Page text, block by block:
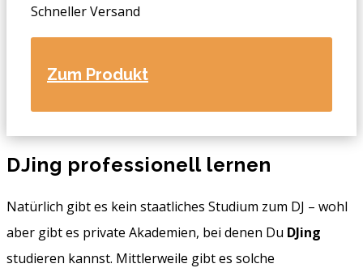
Schneller Versand
Zum Produkt
DJing professionell lernen
Natürlich gibt es kein staatliches Studium zum DJ – wohl
aber gibt es private Akademien, bei denen Du DJing
studieren kannst. Mittlerweile gibt es solche